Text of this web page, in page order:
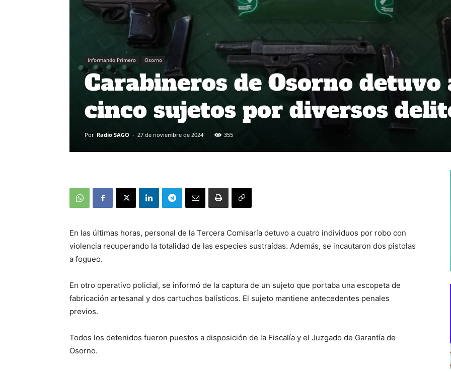
Informando Primero Osorno
Carabineros de Osorno detuvo
cinco sujetos por diversos
Por Radio SAGO - 27 de noviembre de 2024 355
En las últimas horas, personal de la Tercera Comisaría detuvo a cuatro individuos por robo con
violencia recuperando la totalidad de las especies sustraídas. Además, se incautaron dos pistolas
a fogueo.
En otro operativo policial, se informó de la captura de un sujeto que portaba una escopeta de
fabricación artesanal y dos cartuchos balísticos. El sujeto mantiene antecedentes penales
previos.
Todos los detenidos fueron puestos a disposición de la Fiscalía y el Juzgado de Garantía de
Osorno.